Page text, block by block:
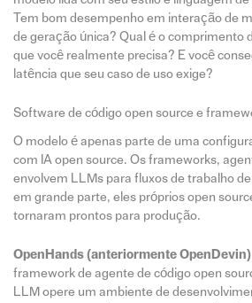
Tem bom desempenho em interação de
de geração única? Qual é o comprimento
que você realmente precisa? E você
latência que seu caso de uso exige?
Software de código open source e
O modelo é apenas parte de uma
com IA open source. Os frameworks,
envolvem LLMs para fluxos de trabalho
em grande parte, eles próprios open
tornaram prontos para produção.
OpenHands (anteriormente OpenDevin)
framework de agente de código open
LLM opere um ambiente de